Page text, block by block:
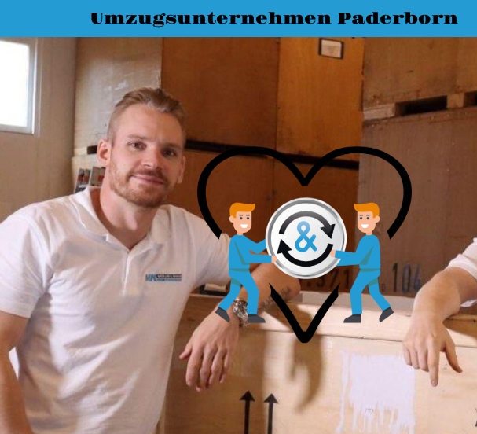
Umzugsunternehmen Paderborn